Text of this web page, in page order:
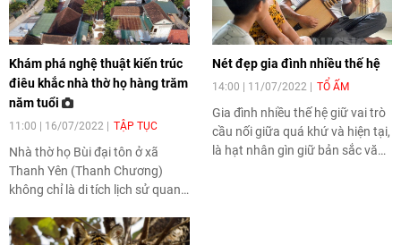
Khám phá nghệ thuật kiến trúc
điêu khắc nhà thờ họ hàng trăm
năm tuổi
11:00 | 16/07/2022 TẬP TỤC
Nhà thờ họ Bùi đại tôn ở xã
Thanh Yên (Thanh Chương)
không chỉ là di tích lịch sử quan
kiến trúc nghệ thuật đặc sắc.
Nét đẹp gia đình nhiều thế hệ
14:00 | 11/07/2022 TỔ ẤM
Gia đình nhiều thế hệ giữ vai trò
cầu nối giữa quá khứ và hiện tại,
là hạt nhân gìn giữ bản sắc văn